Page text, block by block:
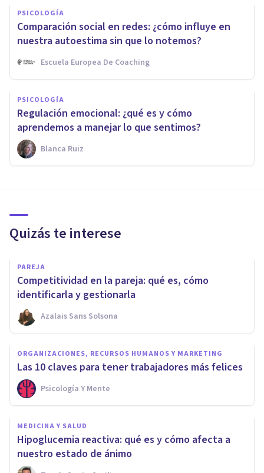
PSICOLOGÍA
Comparación social en redes: ¿cómo influye en
nuestra autoestima sin que lo notemos?
Escuela Europea De Coaching
PSICOLOGÍA
Regulación emocional: ¿qué es y cómo
aprendemos a manejar lo que sentimos?
Blanca Ruiz
Quizás te interese
PAREJA
Competitividad en la pareja: qué es, cómo
identificarla y gestionarla
Azalais Sans Solsona
ORGANIZACIONES, RECURSOS HUMANOS Y MARKETING
Las 10 claves para tener trabajadores más felices
Psicología Y Mente
MEDICINA Y SALUD
Hipoglucemia reactiva: qué es y cómo afecta a
nuestro estado de ánimo